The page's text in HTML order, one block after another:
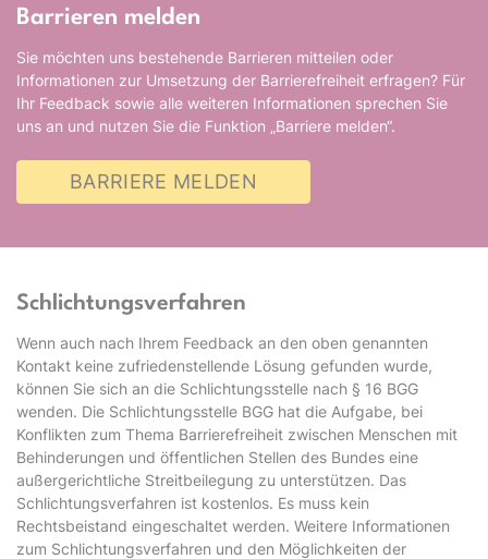
Barrieren melden
Sie möchten uns bestehende Barrieren mitteilen oder
Informationen zur Umsetzung der Barrierefreiheit erfragen? Für
Ihr Feedback sowie alle weiteren Informationen sprechen Sie
uns an und nutzen Sie die Funktion „Barriere melden“.
BARRIERE MELDEN
Schlichtungsverfahren
Wenn auch nach Ihrem Feedback an den oben genannten
Kontakt keine zufriedenstellende Lösung gefunden wurde,
können Sie sich an die Schlichtungsstelle nach § 16 BGG
wenden. Die Schlichtungsstelle BGG hat die Aufgabe, bei
Konflikten zum Thema Barrierefreiheit zwischen Menschen mit
Behinderungen und öffentlichen Stellen des Bundes eine
außergerichtliche Streitbeilegung zu unterstützen. Das
Schlichtungsverfahren ist kostenlos. Es muss kein
Rechtsbeistand eingeschaltet werden. Weitere Informationen
zum Schlichtungsverfahren und den Möglichkeiten der